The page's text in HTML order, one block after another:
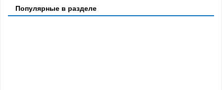
Популярные в разделе